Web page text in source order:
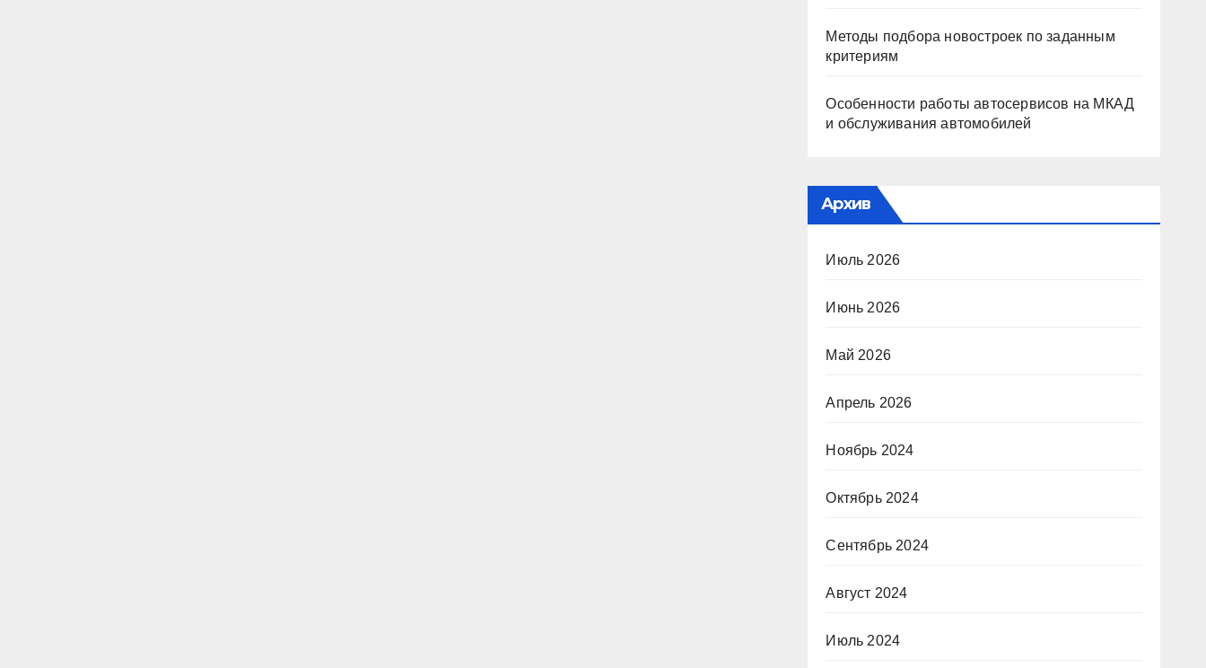
Методы подбора новостроек по заданным
критериям
Особенности работы автосервисов на МКАД
и обслуживания автомобилей
Архив
Июль 2026
Июнь 2026
Май 2026
Апрель 2026
Ноябрь 2024
Октябрь 2024
Сентябрь 2024
Август 2024
Июль 2024